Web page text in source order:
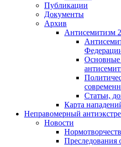
Публикации
Документы
Архив
Антисемитизм
Основные
Статьи,
Карта
Неправомерный
Новости